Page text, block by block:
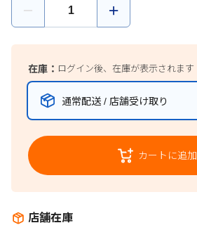
在庫： ログイン後、在庫が表示されます
通常配送 / 店舗受け取り
カートに追加
店舗在庫